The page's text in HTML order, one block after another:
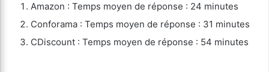
Amazon : Temps moyen de réponse : 24 minutes
Conforama : Temps moyen de réponse : 31 minutes
CDiscount : Temps moyen de réponse : 54 minutes